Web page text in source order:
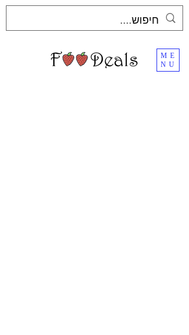
ME
NU